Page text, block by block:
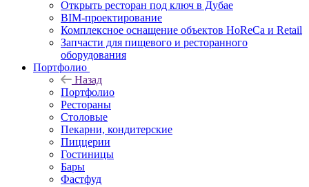
Открыть ресторан под ключ в Дубае
BIM-проектирование
Комплексное оснащение объектов HoReCa и Retail
Запчасти для пищевого и ресторанного
оборудования
Портфолио
Назад
Портфолио
Рестораны
Столовые
Пекарни, кондитерские
Пиццерии
Гостиницы
Бары
Фастфуд